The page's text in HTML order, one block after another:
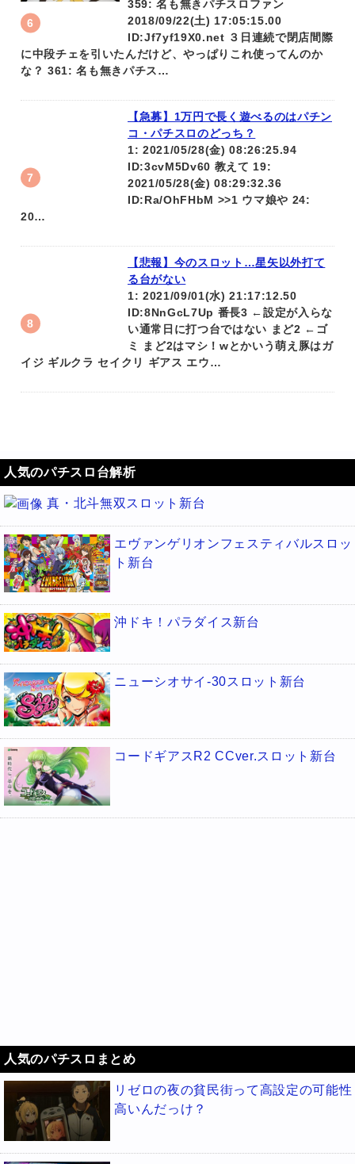
359: 名も無きパチスロファン
2018/09/22(土) 17:05:15.00
ID:Jf7yf19X0.net ３日連続で閉店間際
に中段チェを引いたんだけど、やっぱりこれ使ってんのか
な？ 361: 名も無きパチス…
【急募】1万円で長く遊べるのはパチン
コ・パチスロのどっち？
1: 2021/05/28(金) 08:26:25.94
ID:3cvM5Dv60 教えて 19:
2021/05/28(金) 08:29:32.36
ID:Ra/OhFHbM >>1 ウマ娘や 24:
20…
【悲報】今のスロット…星矢以外打て
る台がない
1: 2021/09/01(水) 21:17:12.50
ID:8NnGcL7Up 番長3 ←設定が入らな
い通常日に打つ台ではない まど2 ←ゴ
ミ まど2はマシ！wとかいう萌え豚はガ
イジ ギルクラ セイクリ ギアス エウ…
人気のパチスロ台解析
真・北斗無双スロット新台
エヴァンゲリオンフェスティバルスロッ
ト新台
沖ドキ！パラダイス新台
ニューシオサイ-30スロット新台
コードギアスR2 CCver.スロット新台
人気のパチスロまとめ
リゼロの夜の貧民街って高設定の可能性
高いんだっけ？